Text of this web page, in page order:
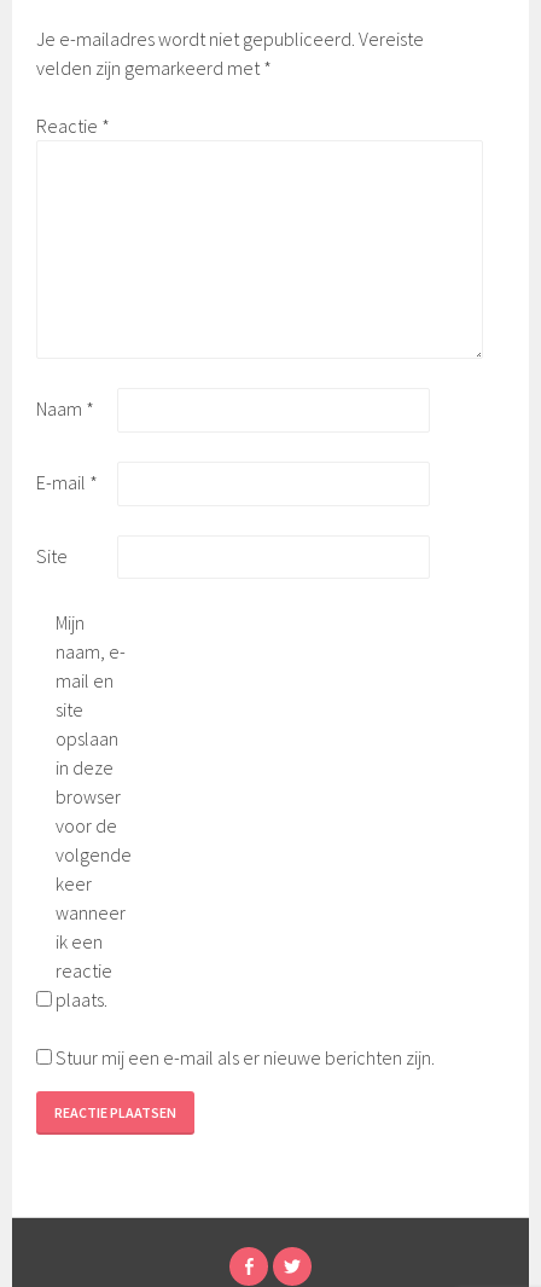
Je e-mailadres wordt niet gepubliceerd. Vereiste
velden zijn gemarkeerd met *
Reactie *
Naam *
E-mail *
Site
Mijn
naam, e-
mail en
site
opslaan
in deze
browser
voor de
volgende
keer
wanneer
ik een
reactie
plaats.
Stuur mij een e-mail als er nieuwe berichten zijn.